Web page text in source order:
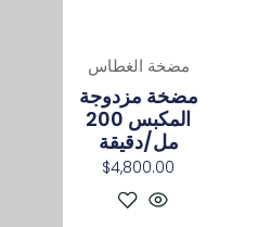
مضخة الغطاس
مضخة مزدوجة
المكبس 100
مل/دقيقة
4,800.00